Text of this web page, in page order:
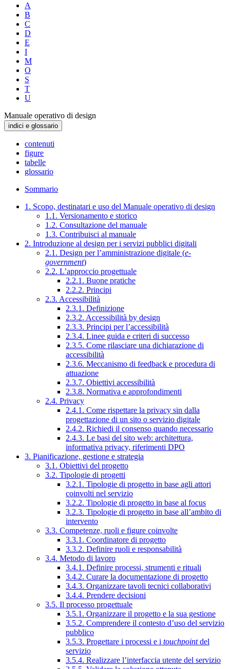
A
B
C
D
E
I
M
O
S
T
U
Manuale operativo di design
indici e glossario
contenuti
figure
tabelle
glossario
Sommario
1. Scopo, destinatari e uso del Manuale operativo di design
1.1. Versionamento e storico
1.2. Consultazione del manuale
1.3. Contribuisci al manuale
2. Introduzione al design per i servizi pubblici digitali
2.1. Design per l’amministrazione digitale (e-
government)
2.2. L’approccio progettuale
2.2.1. Buone pratiche
2.2.2. Principi
2.3. Accessibilità
2.3.1. Definizione
2.3.2. Accessibilità by design
2.3.3. Principi per l’accessibilità
2.3.4. Linee guida e criteri di successo
2.3.5. Come rilasciare una dichiarazione di
accessibilità
2.3.6. Meccanismo di feedback e procedura di
attuazione
2.3.7. Obiettivi accessibilità
2.3.8. Normativa e approfondimenti
2.4. Privacy
2.4.1. Come rispettare la privacy sin dalla
progettazione di un sito o servizio digitale
2.4.2. Richiedi il consenso quando necessario
2.4.3. Le basi del sito web: architettura,
informativa privacy, riferimenti DPO
3. Pianificazione, gestione e strategia
3.1. Obiettivi del progetto
3.2. Tipologie di progetti
3.2.1. Tipologie di progetto in base agli attori
coinvolti nel servizio
3.2.2. Tipologie di progetto in base al focus
3.2.3. Tipologie di progetto in base all’ambito di
intervento
3.3. Competenze, ruoli e figure coinvolte
3.3.1. Coordinatore di progetto
3.3.2. Definire ruoli e responsabilità
3.4. Metodo di lavoro
3.4.1. Definire processi, strumenti e rituali
3.4.2. Curare la documentazione di progetto
3.4.3. Organizzare tavoli tecnici collaborativi
3.4.4. Prendere decisioni
3.5. Il processo progettuale
3.5.1. Organizzare il progetto e la sua gestione
3.5.2. Comprendere il contesto d’uso del servizio
pubblico
3.5.3. Progettare i processi e i touchpointdel
servizio
3.5.4. Realizzare l’interfaccia utente del servizio